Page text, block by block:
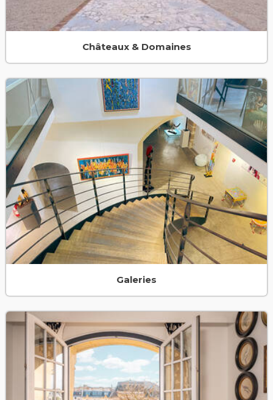
Châteaux & Domaines
Galeries